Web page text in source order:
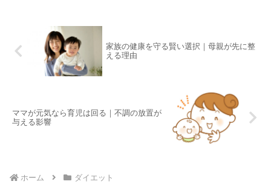
家族の健康を守る賢い選択｜母親が先に整
える理由
ママが元気なら育児は回る｜不調の放置が
与える影響
ホーム ダイエット